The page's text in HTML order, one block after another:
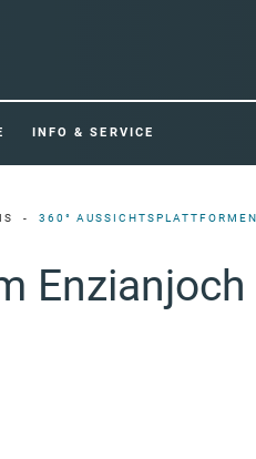
INFO & SERVICE
360° AUSSICHTSPLATTFORMEN
Enzianjoch